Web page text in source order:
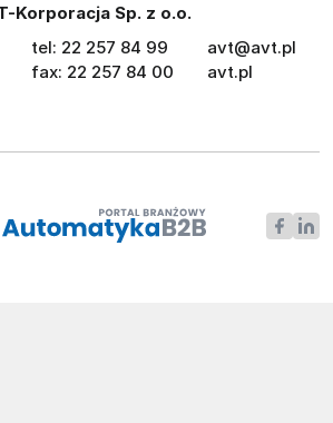
Korporacja Sp. z o.o.
tel: 22 257 84 99
fax: 22 257 84 00
avt@avt.pl
avt.pl